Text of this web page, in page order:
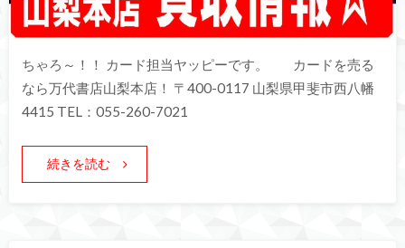
ちゃろ～！！ カード担当ヤッピーです。 カードを売る
なら万代書店山梨本店！ 〒400-0117 山梨県甲斐市西八幡
4415 TEL：055-260-7021
続きを読む